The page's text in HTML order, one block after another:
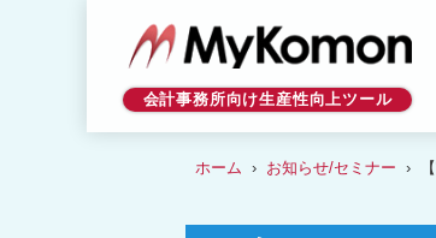
会計事務所向け生産性向上ツール
ホーム お知らせ/セミナー